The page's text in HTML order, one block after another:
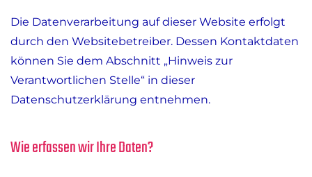
Die Datenverarbeitung auf dieser Website erfolgt
durch den Websitebetreiber. Dessen Kontaktdaten
können Sie dem Abschnitt „Hinweis zur
Verantwortlichen Stelle“ in dieser
Datenschutzerklärung entnehmen.
Wie erfassen wir Ihre Daten?